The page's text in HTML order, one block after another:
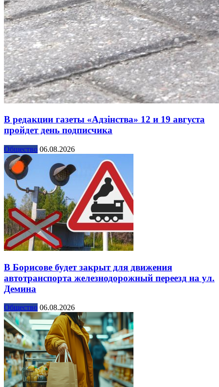
В редакции газеты «Адзінства» 12 и 19 августа
пройдет день подписчика
Общество 06.08.2026
В Борисове будет закрыт для движения
автотранспорта железнодорожный переезд на ул.
Демина
Общество 06.08.2026